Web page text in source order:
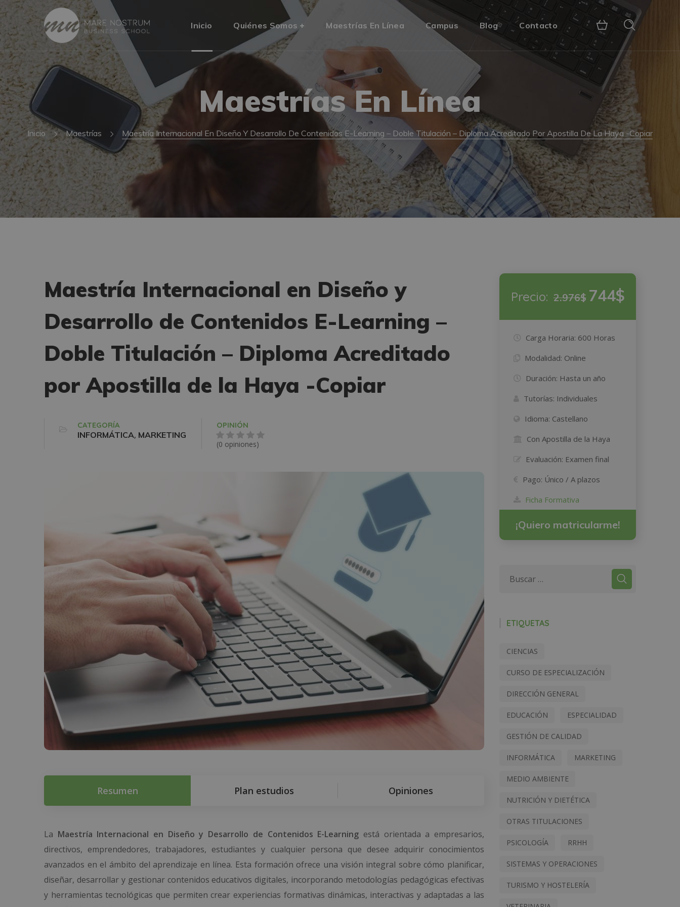
Inicio Quiénes Somos Maestrías En Línea Campus Blog Contacto
Maestrías En Línea
Inicio Maestrías Maestría Internacional En Diseño Y Desarrollo De Contenidos E-Learning – Doble Titulación – Diploma Acreditado Por Apostilla De La Haya -Copiar
Maestría Internacional en Diseño y
Desarrollo de Contenidos E-Learning –
Doble Titulación – Diploma Acreditado
por Apostilla de la Haya -Copiar
CATEGORÍA
INFORMÁTICA, MARKETING
OPINIÓN
(0 opiniones)
Resumen Plan estudios Opiniones
La Maestría Internacional en Diseño y Desarrollo de Contenidos E-Learning está orientada a empresarios,
directivos, emprendedores, trabajadores, estudiantes y cualquier persona que desee adquirir conocimientos
avanzados en el ámbito del aprendizaje en línea. Esta formación ofrece una visión integral sobre cómo planificar,
diseñar, desarrollar y gestionar contenidos educativos digitales, incorporando metodologías pedagógicas efectivas
y herramientas tecnológicas que permiten crear experiencias formativas dinámicas, interactivas y adaptadas a las
Precio: 2.976$ 744$
Carga Horaria: 600 Horas
Modalidad: Online
Duración: Hasta un año
Tutorías: Individuales
Idioma: Castellano
Con Apostilla de la Haya
Evaluación: Examen final
Pago: Único / A plazos
Ficha Formativa
¡Quiero matricularme!
ETIQUETAS
CIENCIAS
CURSO DE ESPECIALIZACIÓN
DIRECCIÓN GENERAL
EDUCACIÓN ESPECIALIDAD
GESTIÓN DE CALIDAD
INFORMÁTICA MARKETING
MEDIO AMBIENTE
NUTRICIÓN Y DIETÉTICA
OTRAS TITULACIONES
PSICOLOGÍA RRHH
SISTEMAS Y OPERACIONES
TURISMO Y HOSTELERÍA